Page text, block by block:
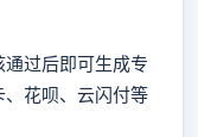
过后即可生成专
花呗、云闪付等